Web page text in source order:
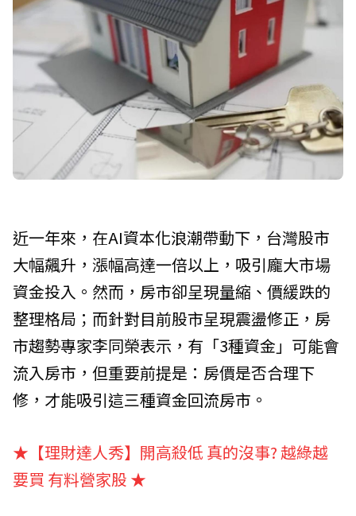
近一年來，在AI資本化浪潮帶動下，台灣股市
大幅飆升，漲幅高達一倍以上，吸引龐大市場
資金投入。然而，房市卻呈現量縮、價緩跌的
整理格局；而針對目前股市呈現震盪修正，房
市趨勢專家李同榮表示，有「3種資金」可能會
流入房市，但重要前提是：房價是否合理下
修，才能吸引這三種資金回流房市。
★【理財達人秀】開高殺低 真的沒事? 越綠越
要買 有料營家股 ★